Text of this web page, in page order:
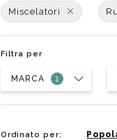
Da
Miscelatori
Filtra per
MARCA
Ordinato per: